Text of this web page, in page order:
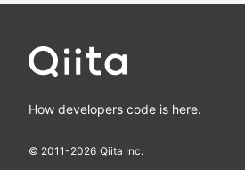
How developers code is here.
© 2011-2026 Qiita Inc.